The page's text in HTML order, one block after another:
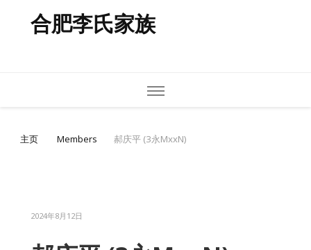
合肥李氏家族
主页 Members 郝庆平 (3永MxxN)
2024年8月12日